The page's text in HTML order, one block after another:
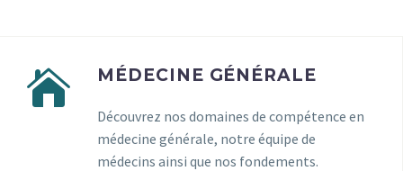
MÉDECINE GÉNÉRALE
Découvrez nos domaines de compétence en
médecine générale, notre équipe de
médecins ainsi que nos fondements.